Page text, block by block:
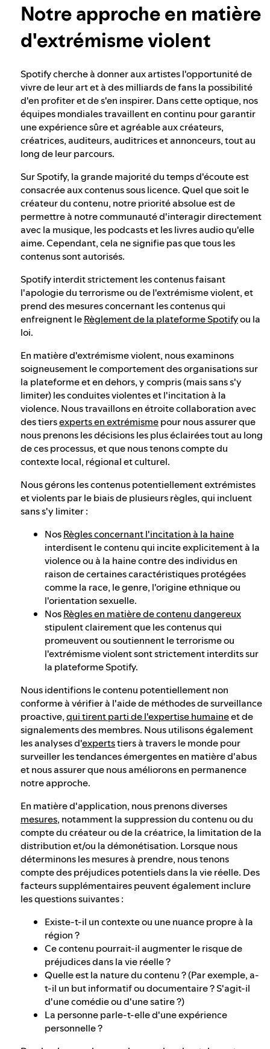
Notre approche en matière de contenu
Notre approche en matière d'extrémisme
violent
Comprendre les recommandations
Notre approche en matière
d'extrémisme violent
Spotify cherche à donner aux artistes l'opportunité de
vivre de leur art et à des milliards de fans la possibilité
d'en profiter et de s'en inspirer. Dans cette optique, nos
équipes mondiales travaillent en continu pour garantir
une expérience sûre et agréable aux créateurs,
créatrices, auditeurs, auditrices et annonceurs, tout au
long de leur parcours.
Sur Spotify, la grande majorité du temps d'écoute est
consacrée aux contenus sous licence. Quel que soit le
créateur du contenu, notre priorité absolue est de
permettre à notre communauté d'interagir directement
avec la musique, les podcasts et les livres audio qu'elle
aime. Cependant, cela ne signifie pas que tous les
contenus sont autorisés.
Spotify interdit strictement les contenus faisant
l'apologie du terrorisme ou de l'extrémisme violent, et
prend des mesures concernant les contenus qui
enfreignent leRèglement de la plateforme Spotifyou la
loi.
En matière d'extrémisme violent, nous examinons
soigneusement le comportement des organisations sur
la plateforme et en dehors, y compris (mais sans s'y
limiter) les conduites violentes et l'incitation à la
violence. Nous travaillons en étroite collaboration avec
des tiersexperts en extrémismepour nous assurer que
nous prenons les décisions les plus éclairées tout au long
de ces processus, et que nous tenons compte du
contexte local, régional et culturel.
Nous gérons les contenus potentiellement extrémistes
et violents par le biais de plusieurs règles, qui incluent
sans s'y limiter :
NosRègles concernant l'incitation à la haine
interdisent le contenu qui incite explicitement à la
violence ou à la haine contre des individus en
raison de certaines caractéristiques protégées
comme la race, le genre, l'origine ethnique ou
l'orientation sexuelle.
NosRègles en matière de contenu dangereux
stipulent clairement que les contenus qui
promeuvent ou soutiennent le terrorisme ou
l'extrémisme violent sont strictement interdits sur
la plateforme Spotify.
Nous identifions le contenu potentiellement non
conforme à vérifier à l'aide de méthodes de surveillance
proactive,qui tirent parti de l'expertise humaineet de
signalements des membres. Nous utilisons également
les analyses d'expertstiers à travers le monde pour
surveiller les tendances émergentes en matière d'abus
et nous assurer que nous améliorons en permanence
notre approche.
En matière d'application, nous prenons diverses
mesures, notamment la suppression du contenu ou du
compte du créateur ou de la créatrice, la limitation de la
distribution et/ou la démonétisation. Lorsque nous
déterminons les mesures à prendre, nous tenons
compte des préjudices potentiels dans la vie réelle. Des
facteurs supplémentaires peuvent également inclure
les questions suivantes :
Existe-t-il un contexte ou une nuance propre à la
région ?
Ce contenu pourrait-il augmenter le risque de
préjudices dans la vie réelle ?
Quelle est la nature du contenu ? (Par exemple, a-
t-il un but informatif ou documentaire ? S'agit-il
d'une comédie ou d'une satire ?)
La personne parle-t-elle d'une expérience
personnelle ?